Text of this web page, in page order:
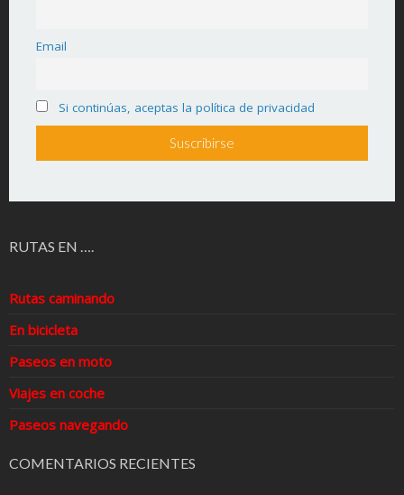
Email
Si continúas, aceptas la política de privacidad
RUTAS EN ….
Rutas caminando
En bicicleta
Paseos en moto
Viajes en coche
Paseos navegando
COMENTARIOS RECIENTES